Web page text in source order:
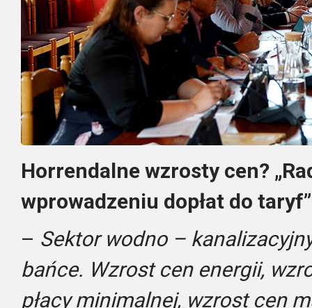
Horrendalne wzrosty cen?
wprowadzeniu dopłat do taryf”
– Sektor wodno –
bańce. Wzrost cen energii,
płacy minimalnej, wzrost cen